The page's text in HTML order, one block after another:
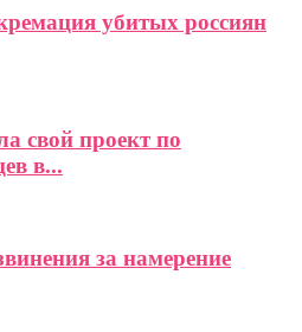
убитых россиян
свой проект по
в...
за намерение